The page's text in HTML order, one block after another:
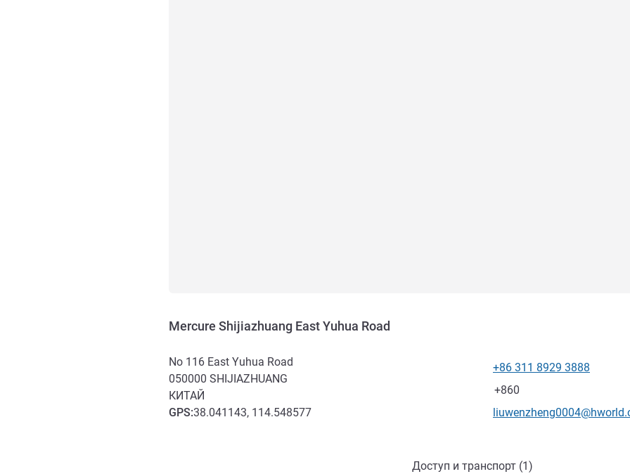
Mercure Shijiazhuang East Yuhua Road
No 116 East Yuhua Road
050000 SHIJIAZHUANG
КИТАЙ
GPS:38.041143, 114.548577
Телефон
+86 311 8929 3888
Факс
+860
Контактный адрес
Доступ и транспорт (1)